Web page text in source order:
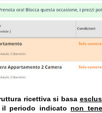
ricettiva si basa
periodo indicato non